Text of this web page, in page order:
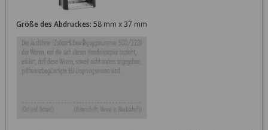
Größe des Abdruckes: 58 mm x 37 mm